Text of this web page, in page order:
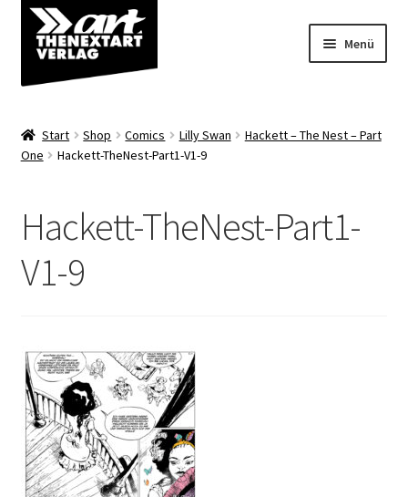
Zur
Navigation
springen
Zum
Inhalt
springen
Menü
Shop
Start Shop Comics Lilly Swan
Hackett – The Nest – Part
One
Hackett-TheNest-Part1-V1-9
Hackett-TheNest-Part1-
V1-9